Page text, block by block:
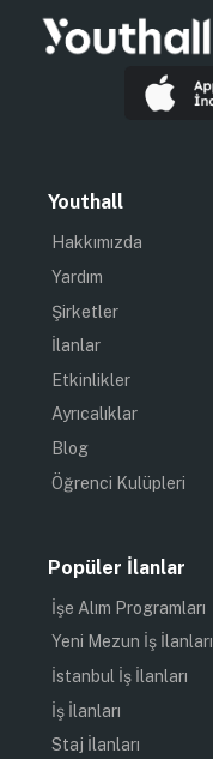
Youthall
Hakkımızda
Yardım
Şirketler
İlanlar
Etkinlikler
Ayrıcalıklar
Blog
Öğrenci Kulüpleri
Popüler İlanlar
İşe Alım Programları
Yeni Mezun İş İlanları
İstanbul İş İlanları
İş İlanları
Staj İlanları